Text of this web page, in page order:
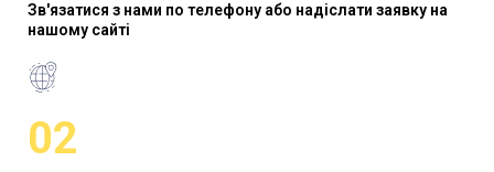
Зв'язатися з нами по телефону або надіслати заявку на
нашому сайті
02